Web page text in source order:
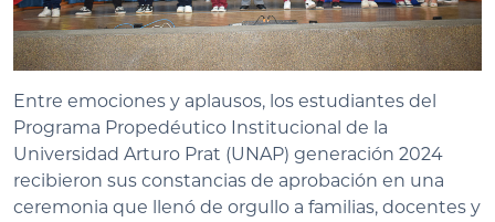
Entre emociones y aplausos, los estudiantes del
Programa Propedéutico Institucional de la
Universidad Arturo Prat (UNAP) generación 2024
recibieron sus constancias de aprobación en una
ceremonia que llenó de orgullo a familias, docentes y